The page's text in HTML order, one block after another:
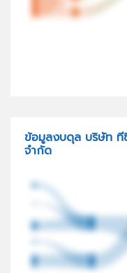
ข้อมูลงบดุล บริษัท ที
จำกัด